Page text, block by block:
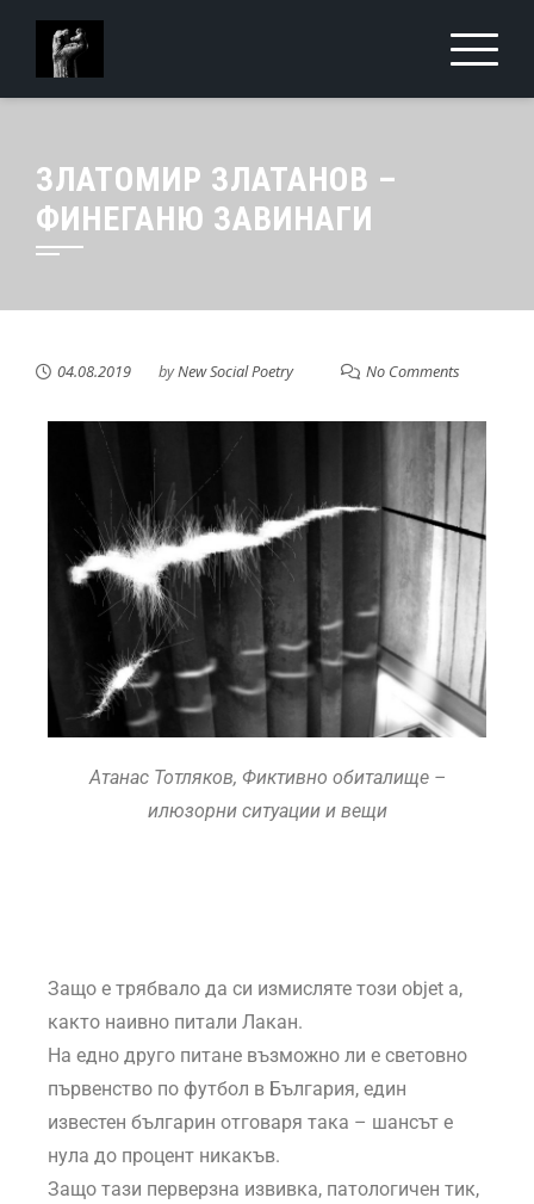
ЗЛАТОМИР ЗЛАТАНОВ –
ФИНЕГАНЮ ЗАВИНАГИ
04.08.2019 byNew Social Poetry No Comments
Атанас Тотляков, Фиктивно обиталище –
илюзорни ситуации и вещи
Защо е трябвало да си измисляте този objet a,
както наивно питали Лакан.
На едно друго питане възможно ли е световно
първенство по футбол в България, един
известен българин отговаря така – шансът е
нула до процент никакъв.
Защо тази перверзна извивка, патологичен тик,